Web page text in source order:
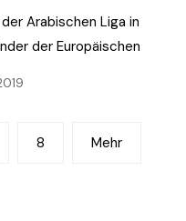
Arabischen Liga in
der Europäischen
8 Mehr